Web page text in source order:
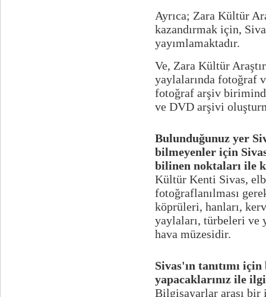
Ayrıca; Zara Kültür
kazandırmak için,
yayımlamaktadır.
Ve, Zara Kültür
yaylalarında fotoğraf
fotoğraf arşiv
ve DVD arşivi
Bulunduğunuz yer
bilmeyenler için
bilinen noktaları ile
Kültür Kenti Sivas,
fotoğraflanılması
köprüleri, hanları,
yaylaları, türbeleri ve
hava müzesidir.
Sivas'ın tanıtımı
yapacaklarınız ile
Bilgisayarlar arası